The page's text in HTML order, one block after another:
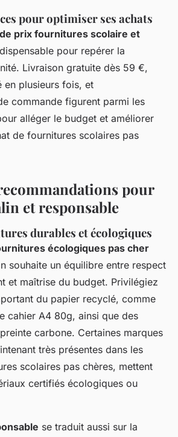
pour optimiser ses achats
prix fournitures scolaire et
pour repérer la
Livraison gratuite dès 59 €,
en plusieurs fois, et
commande figurent parmi les
alléger le budget et améliorer
de fournitures scolaires pas
pour
et responsable
durables et écologiques
écologiques pas cher
souhaite un équilibre entre respect
et maîtrise du budget. Privilégiez
du papier recyclé, comme
cahier A4 80g, ainsi que des
carbone. Certaines marques
très présentes dans les
scolaires pas chères, mettent
certifiés écologiques ou
se traduit aussi sur la